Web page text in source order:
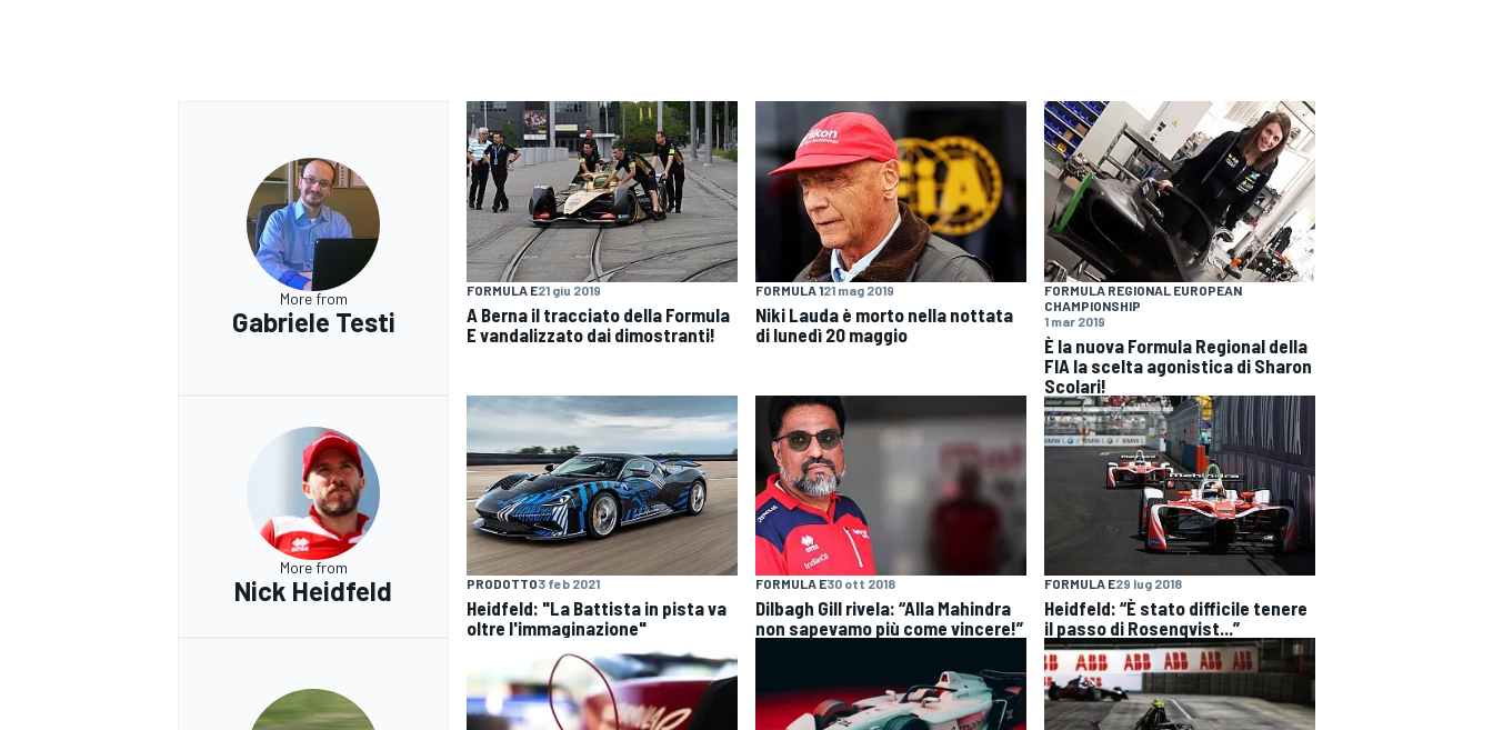
More from
Gabriele Testi
FORMULA E21 giu 2019
A Berna il tracciato della Formula
E vandalizzato dai dimostranti!
FORMULA 121 mag 2019
Niki Lauda è morto nella nottata
di lunedì 20 maggio
FORMULA REGIONAL EUROPEAN
CHAMPIONSHIP
1 mar 2019
È la nuova Formula Regional della
FIA la scelta agonistica di Sharon
Scolari!
More from
Nick Heidfeld PRODOTTO3 feb 2021
Heidfeld: "La Battista in pista va
oltre l'immaginazione"
FORMULA E30 ott 2018
Dilbagh Gill rivela: “Alla Mahindra
non sapevamo più come vincere!”
FORMULA E29 lug 2018
Heidfeld: “È stato difficile tenere
il passo di Rosenqvist...”